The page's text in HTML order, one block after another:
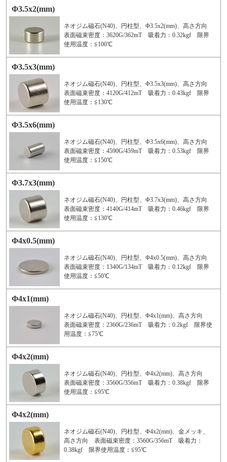
Φ3.5x2(mm)
ネオジム磁石(N40)、円柱型、Φ3.5x2(mm)、高さ方向
表面磁束密度：3620G/362mT 吸着力：0.32kgf 限界
使用温度：≦100℃
Φ3.5x3(mm)
ネオジム磁石(N40)、円柱型、Φ3.5x3(mm)、高さ方向
表面磁束密度：4120G/412mT 吸着力：0.43kgf 限界
使用温度：≦130℃
Φ3.5x6(mm)
ネオジム磁石(N40)、円柱型、Φ3.5x6(mm)、高さ方向
表面磁束密度：4590G/459mT 吸着力：0.53kgf 限界
使用温度：≦150℃
Φ3.7x3(mm)
ネオジム磁石(N40)、円柱型、Φ3.7x3(mm)、高さ方向
表面磁束密度：4140G/414mT 吸着力：0.46kgf 限界
使用温度：≦130℃
Φ4x0.5(mm)
ネオジム磁石(N40)、円柱型、Φ4x0.5(mm)、高さ方向
表面磁束密度：1340G/134mT 吸着力：0.12kgf 限界
使用温度：≦50℃
Φ4x1(mm)
ネオジム磁石(N40)、円柱型、Φ4x1(mm)、高さ方向
表面磁束密度：2360G/236mT 吸着力：0.2kgf 限界使
用温度：≦75℃
Φ4x2(mm)
ネオジム磁石(N40)、円柱型、Φ4x2(mm)、高さ方向
表面磁束密度：3560G/356mT 吸着力：0.38kgf 限界
使用温度：≦95℃
Φ4x2(mm)
ネオジム磁石(N40)、円柱型、Φ4x2(mm)、金メッキ、
高さ方向 表面磁束密度：3560G/356mT 吸着力：
0.38kgf 限界使用温度：≦95℃